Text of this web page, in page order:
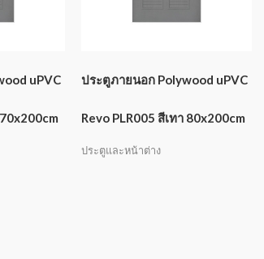
uPVC ประตูภายนอก Polywood uPVC
Revo PLR005 สีเทา 80x200cm
ประตูและหน้าต่าง